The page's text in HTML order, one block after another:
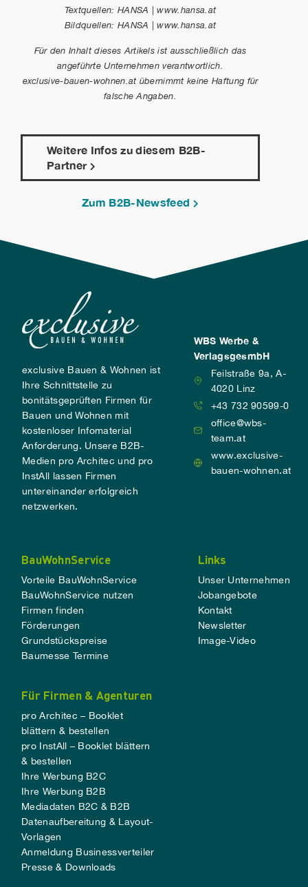
Textquellen: HANSA | www.hansa.at
Bildquellen: HANSA | www.hansa.at
Für den Inhalt dieses Artikels ist ausschließlich das
angeführte Unternehmen verantwortlich.
exclusive-bauen-wohnen.at übernimmt keine Haftung für
falsche Angaben.
Weitere Infos zu diesem B2B-
Partner
Zum B2B-Newsfeed
exclusive Bauen & Wohnen ist
Ihre Schnittstelle zu
bonitätsgeprüften Firmen für
Bauen und Wohnen mit
kostenloser Infomaterial
Anforderung. Unsere B2B-
Medien pro Architec und pro
InstAll lassen Firmen
untereinander erfolgreich
netzwerken.
WBS Werbe &
VerlagsgesmbH
Feilstraße 9a, A-
4020 Linz
+43 732 90599-0
office@wbs-
team.at
www.exclusive-
bauen-wohnen.at
BauWohnService
Vorteile BauWohnService
BauWohnService nutzen
Firmen finden
Förderungen
Grundstückspreise
Baumesse Termine
Links
Unser Unternehmen
Jobangebote
Kontakt
Newsletter
Image-Video
Für Firmen & Agenturen
pro Architec – Booklet
blättern & bestellen
pro InstAll – Booklet blättern
& bestellen
Ihre Werbung B2C
Ihre Werbung B2B
Mediadaten B2C & B2B
Datenaufbereitung & Layout-
Vorlagen
Anmeldung Businessverteiler
Presse & Downloads